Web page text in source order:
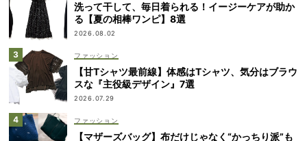
洗って干して、毎日着られる！イージーケアが助か
る【夏の相棒ワンピ】8選
2026.08.02
ファッション
【甘Tシャツ最前線】体感はTシャツ、気分はブラウ
スな『主役級デザイン』7選
2026.07.29
ファッション
【マザーズバッグ】布だけじゃなく“かっちり派”も